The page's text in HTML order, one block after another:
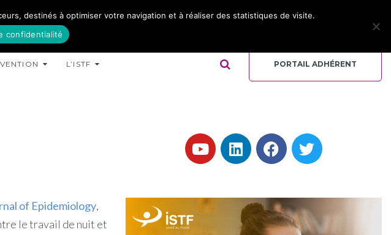
ADHÉRER REJOIGNEZ L’ÉQUIPE QUI-SOMMES NOUS ?
L’ISTF PORTAIL ADHÉRENT
of Epidemiology,
le travail de nuit et
destinés à optimiser votre navigation et à réaliser des statistiques de visite.
confidentialité